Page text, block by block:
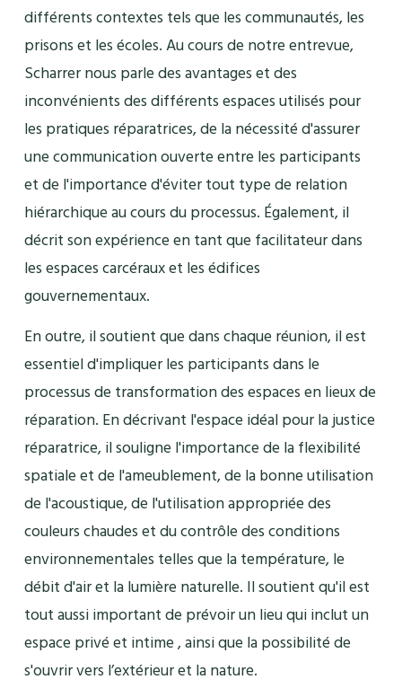
différents contextes tels que les communautés, les
prisons et les écoles. Au cours de notre entrevue,
Scharrer nous parle des avantages et des
inconvénients des différents espaces utilisés pour
les pratiques réparatrices, de la nécessité d'assurer
une communication ouverte entre les participants
et de l'importance d'éviter tout type de relation
hiérarchique au cours du processus. Également, il
décrit son expérience en tant que facilitateur dans
les espaces carcéraux et les édifices
gouvernementaux.
En outre, il soutient que dans chaque réunion, il est
essentiel d'impliquer les participants dans le
processus de transformation des espaces en lieux de
réparation. En décrivant l'espace idéal pour la justice
réparatrice, il souligne l'importance de la flexibilité
spatiale et de l'ameublement, de la bonne utilisation
de l'acoustique, de l'utilisation appropriée des
couleurs chaudes et du contrôle des conditions
environnementales telles que la température, le
débit d'air et la lumière naturelle. Il soutient qu'il est
tout aussi important de prévoir un lieu qui inclut un
espace privé et intime , ainsi que la possibilité de
s'ouvrir vers l’extérieur et la nature.